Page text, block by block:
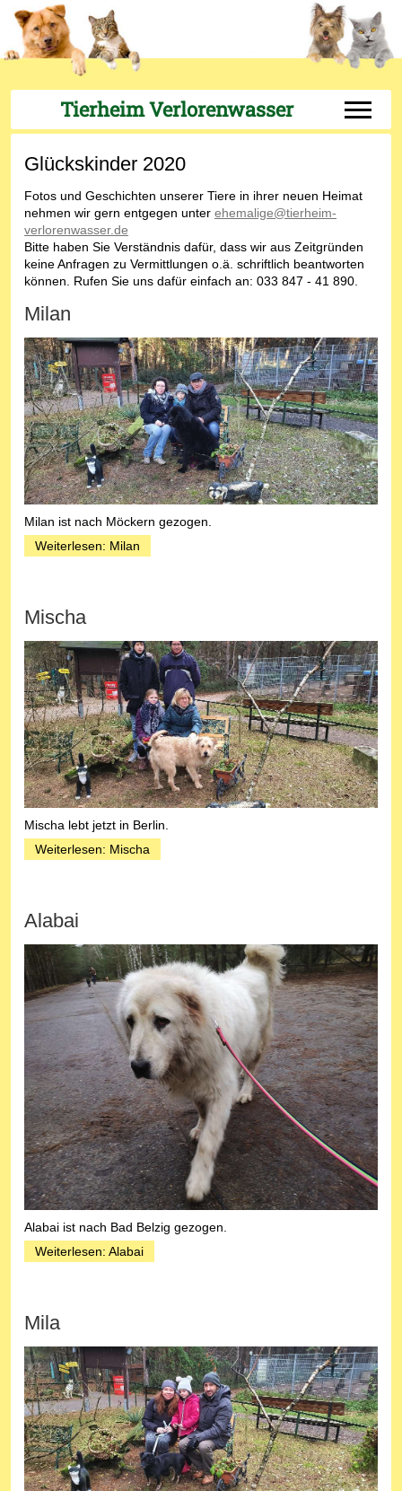
Tierheim Verlorenwasser Off-
Glückskinder 2020
Fotos und Geschichten unserer Tiere in ihrer neuen Heimat
nehmen wir gern entgegen unter ehemalige@tierheim-
verlorenwasser.de
Bitte haben Sie Verständnis dafür, dass wir aus Zeitgründen
keine Anfragen zu Vermittlungen o.ä. schriftlich beantworten
können. Rufen Sie uns dafür einfach an: 033 847 - 41 890.
Milan
Milan ist nach Möckern gezogen.
Weiterlesen: Milan
Mischa
Mischa lebt jetzt in Berlin.
Weiterlesen: Mischa
Alabai
Alabai ist nach Bad Belzig gezogen.
Weiterlesen: Alabai
Mila